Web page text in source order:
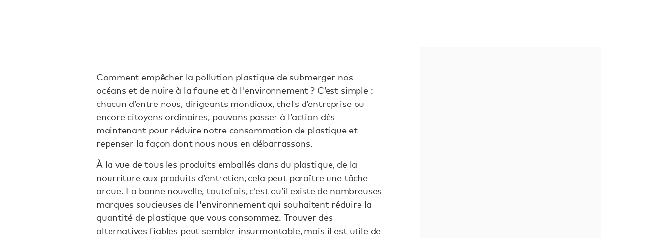
Comment empêcher la pollution plastique de submerger nos
océans et de nuire à la faune et à l'environnement ? C’est simple :
chacun d’entre nous, dirigeants mondiaux, chefs d’entreprise ou
encore citoyens ordinaires, pouvons passer à l’action dès
maintenant pour réduire notre consommation de plastique et
repenser la façon dont nous nous en débarrassons.
À la vue de tous les produits emballés dans du plastique, de la
nourriture aux produits d’entretien, cela peut paraître une tâche
ardue. La bonne nouvelle, toutefois, c’est qu’il existe de nombreuses
marques soucieuses de l'environnement qui souhaitent réduire la
quantité de plastique que vous consommez. Trouver des
alternatives fiables peut sembler insurmontable, mais il est utile de